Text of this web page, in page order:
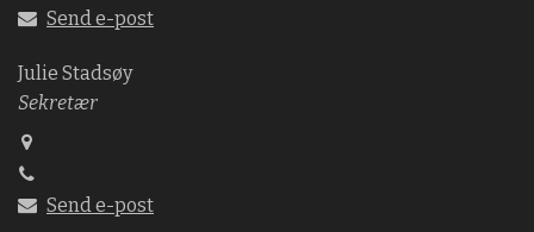
Send e-post
Julie Stadsøy
Sekretær
Send e-post